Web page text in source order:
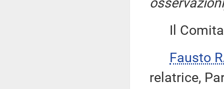
Il
Fausto
relatrice,